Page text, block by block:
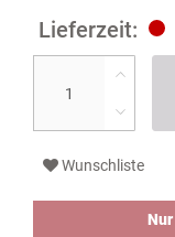
Wunschliste